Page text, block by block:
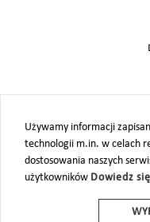
Używamy informacji
technologii m.in. w celach
dostosowania naszych
użytkowników Dowiedz